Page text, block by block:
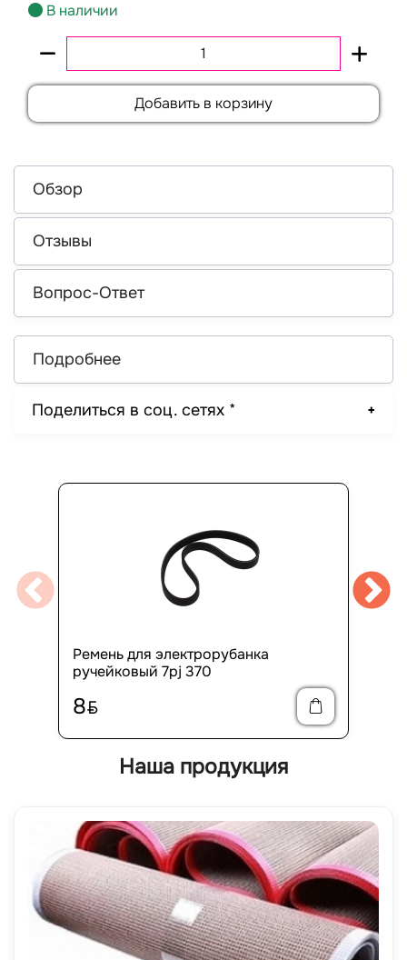
В наличии
Добавить в корзину
Обзор
Отзывы
Вопрос-Ответ
Подробнее
Поделиться в соц. сетях *
Ремень для электрорубанка
ручейковый 7pj 370
8BYN
Наша продукция